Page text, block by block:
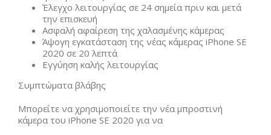
Έλεγχο λειτουργίας σε 24 σημεία πριν και μετά
την επισκευή
Ασφαλή αφαίρεση της χαλασμένης κάμερας
Άψογη εγκατάσταση της νέας κάμερας iPhone SE
2020 σε 20 λεπτά
Εγγύηση καλής λειτουργίας
Συμπτώματα βλάβης
Μπορείτε να χρησιμοποιείτε την νέα μπροστινή
κάμερα του iPhone SE 2020 για να